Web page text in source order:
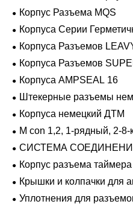
Корпус Разъема MQS
Корпуса Серии
Тяжелых Условий
Корпуса Разъемов
Корпуса Разъемов
Корпуса AMPSEAL 16
Штекерные разъемы
Корпуса немецкий ДТМ
M con 1,2, 1-рядный, 2-8-
герметичный
СИСТЕМА
Корпус разъема таймера
Крышки и колпачки для
Уплотнения для